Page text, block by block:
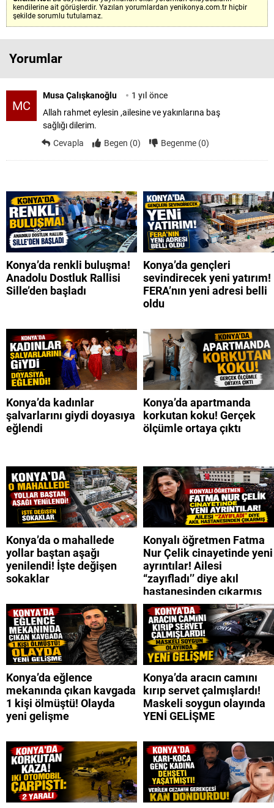
kendilerine ait görüşlerdir. Yazılan yorumlardan yenikonya.com.tr hiçbir
şekilde sorumlu tutulamaz.
Yorumlar
MC
Musa Çalışkanoğlu
1 yıl önce
Allah rahmet eylesin ,ailesine ve yakınlarına baş
sağlığı dilerim.
Cevapla
Begen (0) Begenme (0)
Konya’da renkli buluşma!
Anadolu Dostluk Rallisi
Sille’den başladı
Konya’da gençleri
sevindirecek yeni yatırım!
FERA’nın yeni adresi belli
oldu
Konya’da kadınlar
şalvarlarını giydi doyasıya
eğlendi
Konya’da apartmanda
korkutan koku! Gerçek
ölçümle ortaya çıktı
Konya’da o mahallede
yollar baştan aşağı
yenilendi! İşte değişen
sokaklar
Konyalı öğretmen Fatma
Nur Çelik cinayetinde yeni
ayrıntılar! Ailesi
“zayıfladı’’ diye akıl
hastanesinden çıkarmış
Konya’da eğlence
mekanında çıkan kavgada
1 kişi ölmüştü! Olayda
yeni gelişme
Konya’da aracın camını
kırıp servet çalmışlardı!
Maskeli soygun olayında
YENİ GELİŞME